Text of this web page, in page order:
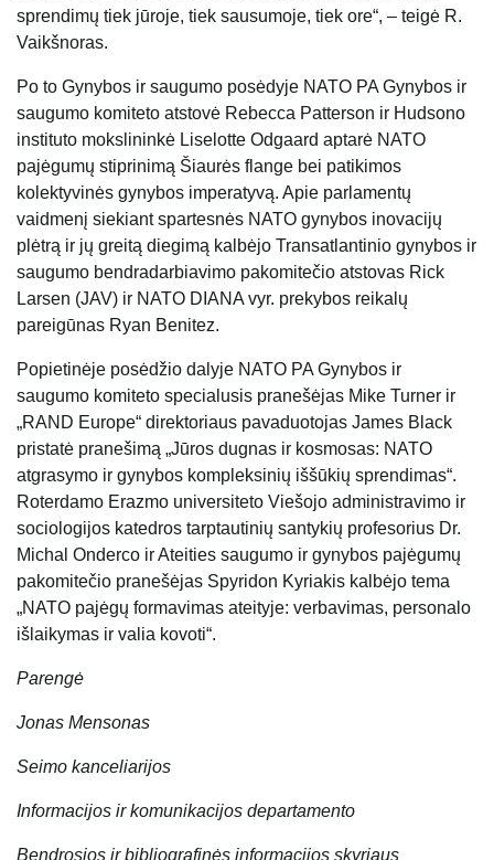
sprendimų tiek jūroje, tiek sausumoje, tiek ore“, – teigė R.
Vaikšnoras.
Po to Gynybos ir saugumo posėdyje NATO PA Gynybos ir
saugumo komiteto atstovė Rebecca Patterson ir Hudsono
instituto mokslininkė Liselotte Odgaard aptarė NATO
pajėgumų stiprinimą Šiaurės flange bei patikimos
kolektyvinės gynybos imperatyvą. Apie parlamentų
vaidmenį siekiant spartesnės NATO gynybos inovacijų
plėtrą ir jų greitą diegimą kalbėjo Transatlantinio gynybos ir
saugumo bendradarbiavimo pakomitečio atstovas Rick
Larsen (JAV) ir NATO DIANA vyr. prekybos reikalų
pareigūnas Ryan Benitez.
Popietinėje posėdžio dalyje NATO PA Gynybos ir
saugumo komiteto specialusis pranešėjas Mike Turner ir
„RAND Europe“ direktoriaus pavaduotojas James Black
pristatė pranešimą „Jūros dugnas ir kosmosas: NATO
atgrasymo ir gynybos kompleksinių iššūkių sprendimas“.
Roterdamo Erazmo universiteto Viešojo administravimo ir
sociologijos katedros tarptautinių santykių profesorius Dr.
Michal Onderco ir Ateities saugumo ir gynybos pajėgumų
pakomitečio pranešėjas Spyridon Kyriakis kalbėjo tema
„NATO pajėgų formavimas ateityje: verbavimas, personalo
išlaikymas ir valia kovoti“.
Parengė
Jonas Mensonas
Seimo kanceliarijos
Informacijos ir komunikacijos departamento
Bendrosios ir bibliografinės informacijos skyriaus